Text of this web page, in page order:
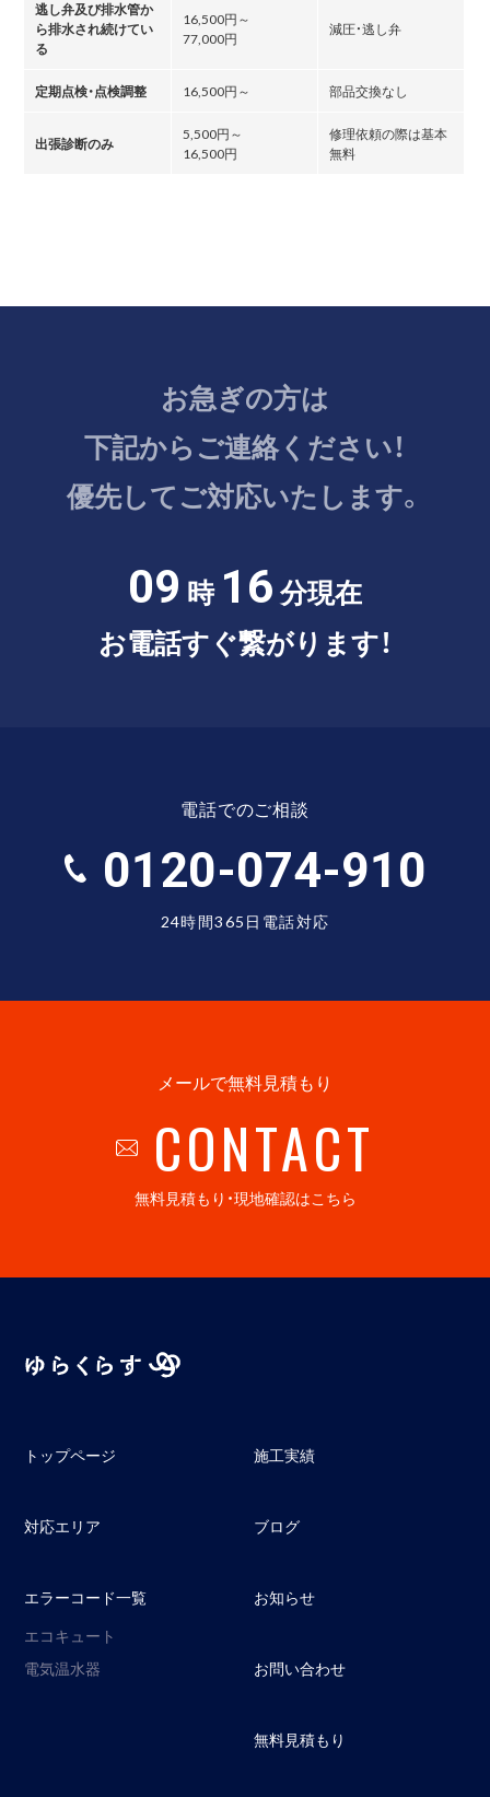
逃し弁及び排水管か
ら排水され続けてい
る
16,500円～
77,000円
減圧・逃し弁
定期点検・点検調整 16,500円～ 部品交換なし
出張診断のみ
5,500円～
16,500円
修理依頼の際は基本
無料
お急ぎの方は
下記からご連絡ください！
優先してご対応いたします。
09 時 16分現在
お電話すぐ繋がります！
電話でのご相談
0120-074-910
24時間365日電話対応
メールで無料見積もり
CONTACT
無料見積もり・現地確認はこちら
トップページ
対応エリア
エラーコード一覧
エコキュート
電気温水器
施工実績
ブログ
お知らせ
お問い合わせ
無料見積もり